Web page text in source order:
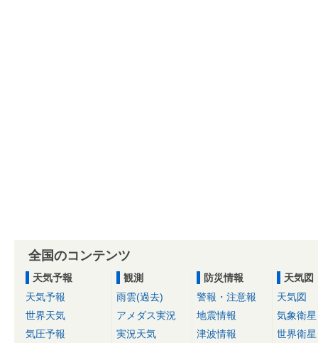
全国のコンテンツ
天気予報
天気予報
世界天気
気圧予報
観測
雨雲(過去)
アメダス実況
実況天気
防災情報
警報・注意報
地震情報
津波情報
天気図
天気図
気象衛星
世界衛星